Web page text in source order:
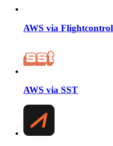
AWS via Flightcontrol
AWS via SST